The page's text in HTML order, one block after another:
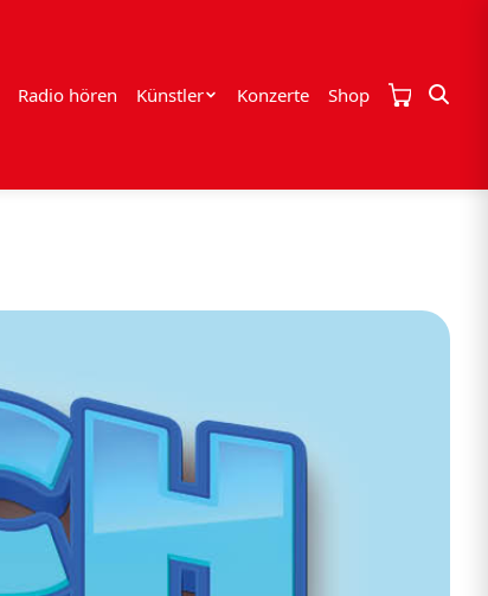
Radio hören Künstler Konzerte Shop